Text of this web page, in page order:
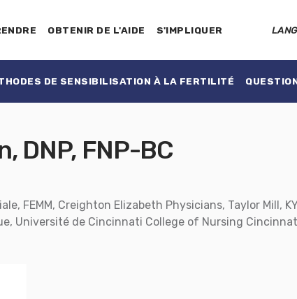
OBTENIR DE L'AIDE S'IMPLIQUER
DE SENSIBILISATION À LA FERTILITÉ
DNP, FNP-BC
FEMM, Creighton Elizabeth Physicians, Taylor Mill,
Université de Cincinnati College of Nursing